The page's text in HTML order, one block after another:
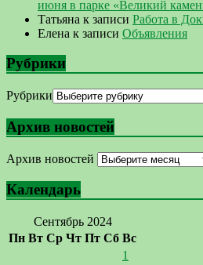
июня в парке «Великий
Татьяна к записи Работа в
Елена к записи Объявления
Рубрики
Рубрики
Архив новостей
Архив новостей
Календарь
Сентябрь 2024
Пн Вт Ср Чт Пт Сб Вс
1